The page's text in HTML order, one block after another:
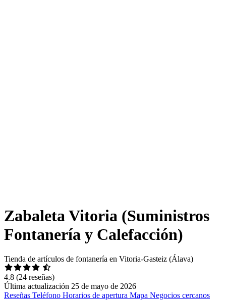
Zabaleta Vitoria (Suministros
Fontanería y Calefacción)
Tienda de artículos de fontanería en Vitoria-Gasteiz (Álava)
4.8 (24 reseñas)
Última actualización 25 de mayo de 2026
Reseñas Teléfono Horarios de apertura Mapa Negocios cercanos